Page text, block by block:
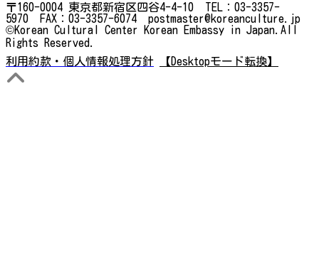
〒160-0004 東京都新宿区四谷4-4-10 TEL：03-3357-
5970 FAX：03-3357-6074 postmaster@koreanculture.jp
©Korean Cultural Center Korean Embassy in Japan.All
Rights Reserved.
利用約款・個人情報処理方針
【Desktopモード転換】